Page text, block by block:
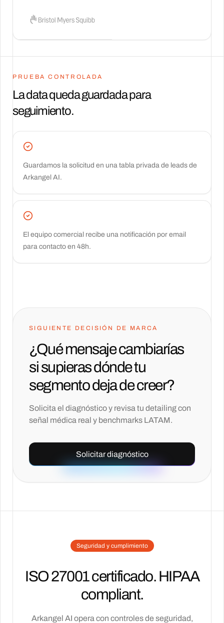
PRUEBA CONTROLADA
La data queda guardada para
seguimiento.
Guardamos la solicitud en una tabla privada de leads de
Arkangel AI.
El equipo comercial recibe una notificación por email
para contacto en 48h.
SIGUIENTE DECISIÓN DE MARCA
¿Qué mensaje cambiarías
si supieras dónde tu
segmento deja de creer?
Solicita el diagnóstico y revisa tu detailing con
señal médica real y benchmarks LATAM.
Solicitar diagnóstico
Seguridad y cumplimiento
ISO 27001 certificado. HIPAA
compliant.
Arkangel AI opera con controles de seguridad,